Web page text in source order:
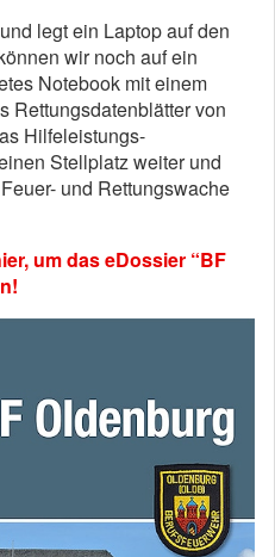
legt ein Laptop auf den
wir noch auf ein
Notebook mit einem
Rettungsdatenblätter von
Hilfeleistungs-
Stellplatz weiter und
und Rettungswache
um das eDossier “BF